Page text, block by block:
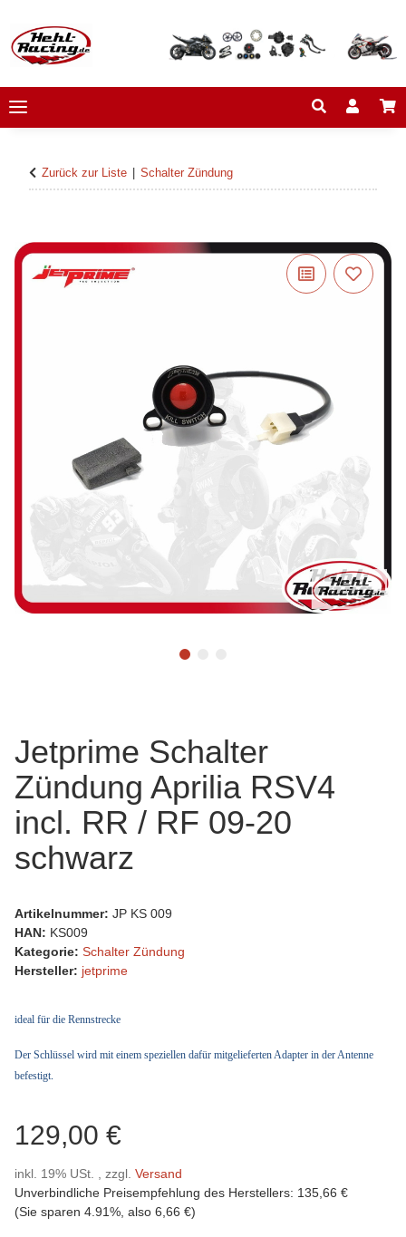
Zurück zur Liste Schalter Zündung
Jetprime Schalter
Zündung Aprilia RSV4
incl. RR / RF 09-20
schwarz
Artikelnummer: JP KS 009
HAN: KS009
Kategorie: Schalter Zündung
Hersteller: jetprime
ideal für die Rennstrecke
Der Schlüssel wird mit einem speziellen dafür mitgelieferten Adapter in der Antenne
befestigt.
129,00 €
inkl. 19% USt. , zzgl. Versand
Unverbindliche Preisempfehlung des Herstellers: 135,66 €
(Sie sparen 4.91% , also 6,66 €)